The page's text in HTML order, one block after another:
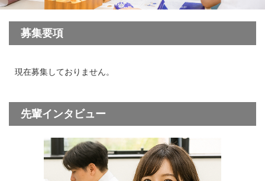
募集要項
現在募集しておりません。
先輩インタビュー